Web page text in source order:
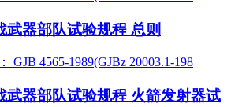
武器部队试验规程 总则
GJB 4565-1989(GJBz 20003.1-198
武器部队试验规程 火箭发射器试